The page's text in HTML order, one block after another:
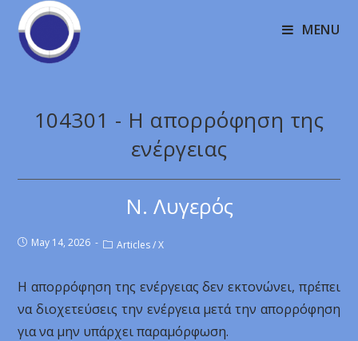
MENU
104301 - Η απορρόφηση της
ενέργειας
Ν. Λυγερός
May 14, 2026 Articles / X
Η απορρόφηση της ενέργειας δεν εκτονώνει, πρέπει
να διοχετεύσεις την ενέργεια μετά την απορρόφηση
για να μην υπάρχει παραμόρφωση.